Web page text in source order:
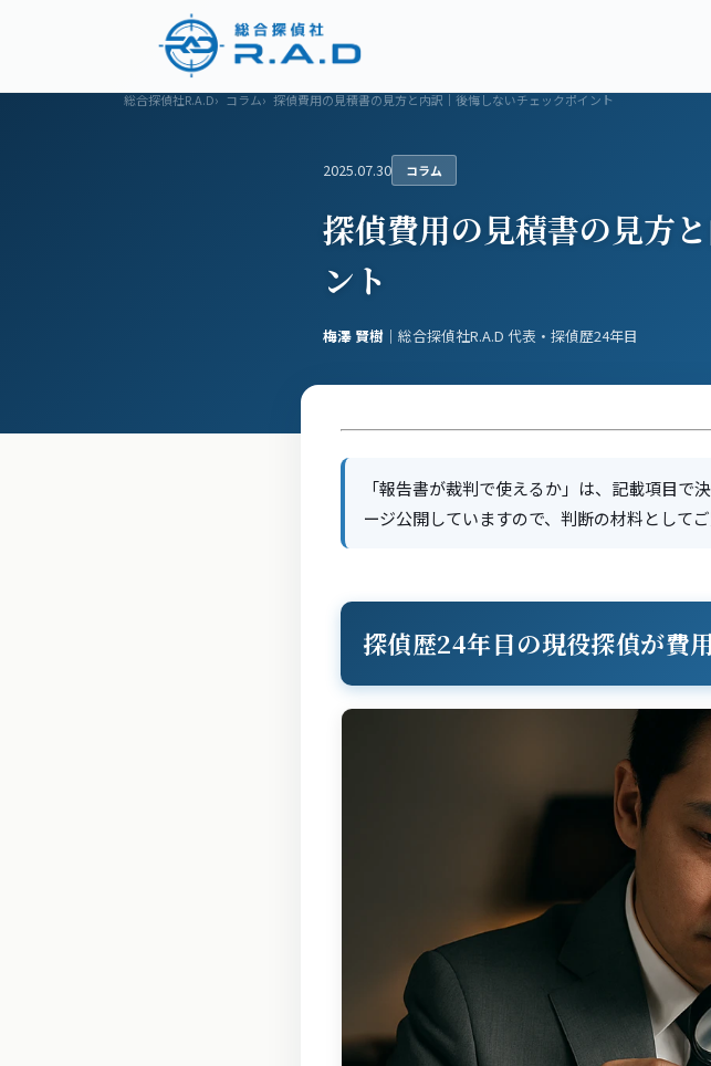
浮気調査 調査メニュー 料金プラン 対応エリア 初めての方 よ
総合探偵社R.A.D コラム 探偵費用の見積書の見方と内訳｜後悔しないチェックポイント
2025.07.30 コラム
探偵費用の見積書の見方
ント
梅澤 賢樹 ｜総合探偵社R.A.D 代表・探偵歴24年目
「報告書が裁判で使えるか」は、記載項目で
ージ公開していますので、判断の材料としてご
探偵歴24年目の現役探偵が費